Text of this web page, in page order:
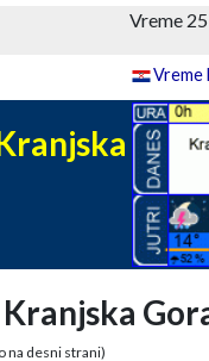
Vreme
Vreme
na desni strani)